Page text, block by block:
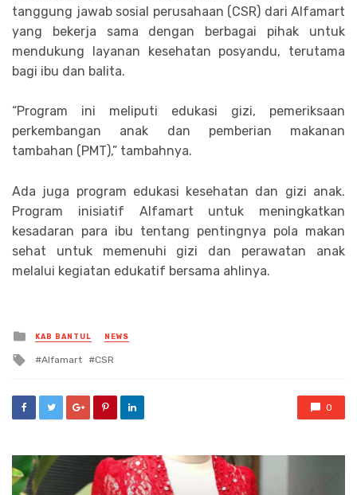
tanggung jawab sosial perusahaan (CSR) dari Alfamart
yang bekerja sama dengan berbagai pihak untuk
mendukung layanan kesehatan posyandu, terutama
bagi ibu dan balita.
“Program ini meliputi edukasi gizi, pemeriksaan
perkembangan anak dan pemberian makanan
tambahan (PMT),” tambahnya.
Ada juga program edukasi kesehatan dan gizi anak.
Program inisiatif Alfamart untuk meningkatkan
kesadaran para ibu tentang pentingnya pola makan
sehat untuk memenuhi gizi dan perawatan anak
melalui kegiatan edukatif bersama ahlinya.
Posted
in
KAB BANTUL NEWS
Tagged
Alfamart CSR
0